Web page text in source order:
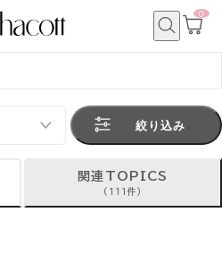
カ
0
絞り込み
関連TOPICS
(111件)